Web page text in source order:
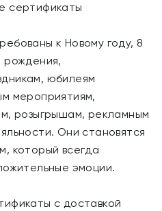
сертификаты
к Новому году, 8
юбилеям
мероприятиям,
розыгрышам, рекламным
Они становятся
который всегда
эмоции.
с доставкой